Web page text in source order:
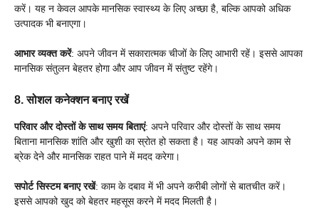
करें। यह न केवल आपके मानसिक स्वास्थ्य के लिए अच्छा है, बल्कि आपको अधिक
उत्पादक भी बनाएगा।
आभार व्यक्त करें: अपने जीवन में सकारात्मक चीजों के लिए आभारी रहें। इससे आपका
मानसिक संतुलन बेहतर होगा और आप जीवन में संतुष्ट रहेंगे।
8.सोशल कनेक्शन बनाए रखें
परिवार और दोस्तों के साथ समय बिताएं: अपने परिवार और दोस्तों के साथ समय
बिताना मानसिक शांति और खुशी का स्रोत हो सकता है। यह आपको अपने काम से
ब्रेक देने और मानसिक राहत पाने में मदद करेगा।
सपोर्ट सिस्टम बनाए रखें: काम के दबाव में भी अपने करीबी लोगों से बातचीत करें।
इससे आपको खुद को बेहतर महसूस करने में मदद मिलती है।